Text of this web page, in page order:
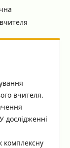
вчителя.
дослідженні
комплексну